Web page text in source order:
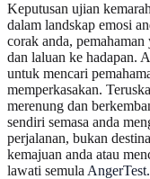
Keputusan ujian
dalam landskap emosi
corak anda,
dan laluan ke hadapan.
untuk mencari
memperkasakan.
merenung dan
sendiri semasa anda
perjalanan, bukan
kemajuan anda atau
lawati semula